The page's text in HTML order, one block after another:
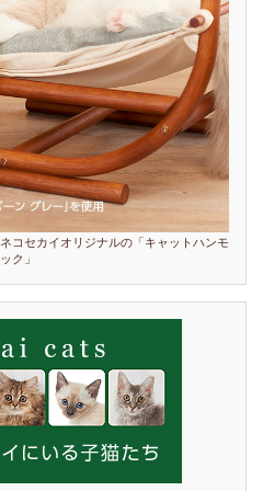
コセカイオリジナルの「キャットハンモ
ック」